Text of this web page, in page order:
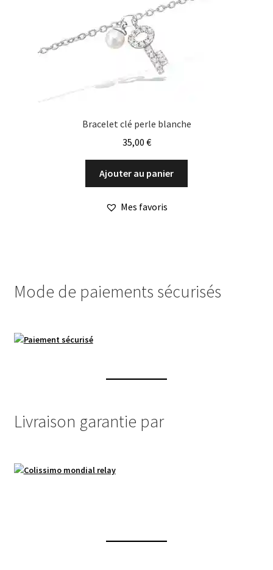
Bracelet clé perle blanche
35,00 €
Ajouter au panier
Mes favoris
Mode de paiements sécurisés
Livraison garantie par